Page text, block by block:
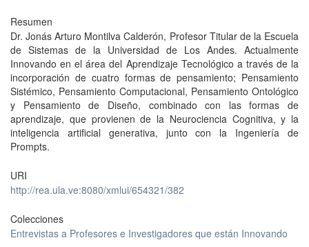
Resumen
Dr. Jonás Arturo Montilva Calderón, Profesor Titular de la Escuela
de Sistemas de la Universidad de Los Andes. Actualmente
Innovando en el área del Aprendizaje Tecnológico a través de la
incorporación de cuatro formas de pensamiento; Pensamiento
Sistémico, Pensamiento Computacional, Pensamiento Ontológico
y Pensamiento de Diseño, combinado con las formas de
aprendizaje, que provienen de la Neurociencia Cognitiva, y la
inteligencia artificial generativa, junto con la Ingeniería de
Prompts.
URI
http://rea.ula.ve:8080/xmlui/654321/382
Colecciones
Entrevistas a Profesores e Investigadores que están Innovando